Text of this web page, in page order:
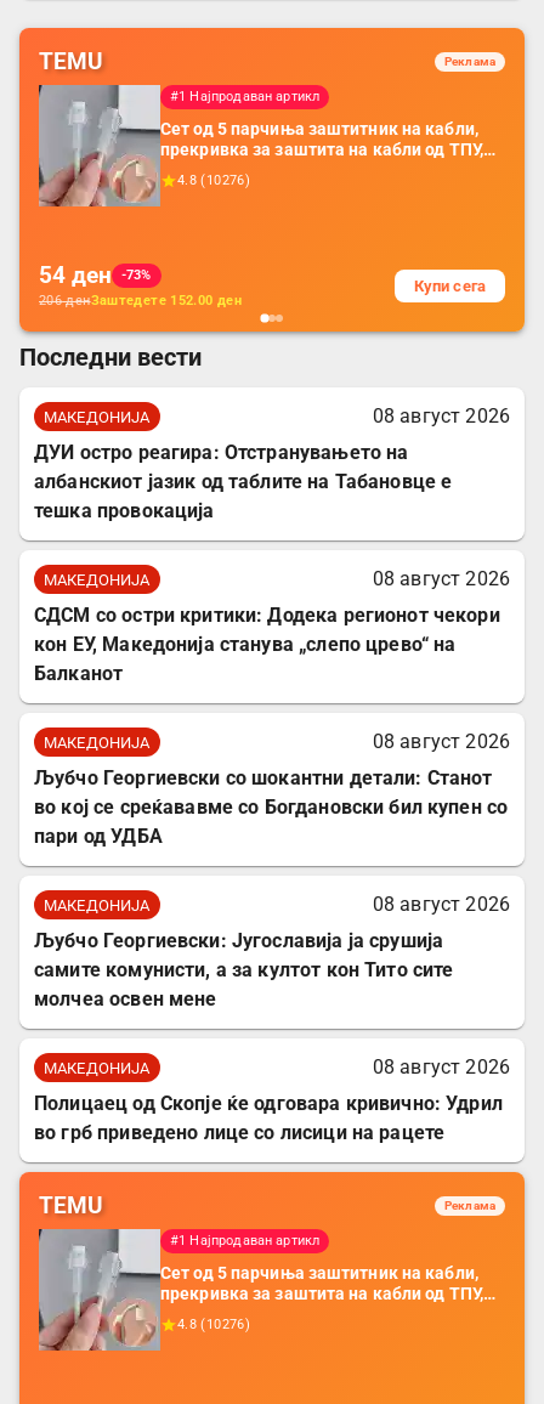
TEMU Реклама
#1 Најпродаван артикл
Сет од 5 парчиња заштитник на кабли,
прекривка за заштита на кабли од ТПУ,
додатоци за заштита на кабли, без
батерија, за мобилни телефони, комплет
4.8 ( 10276)
54 ден
-73%
206денЗаштедете 152.00 ден
Купи сега
Последни вести
МАКЕДОНИЈА
08 август 2026
ДУИ остро реагира: Отстранувањето на
албанскиот јазик од таблите на Табановце е
тешка провокација
МАКЕДОНИЈА
08 август 2026
СДСМ со остри критики: Додека регионот чекори
кон ЕУ, Македонија станува „слепо црево“ на
Балканот
МАКЕДОНИЈА
08 август 2026
Љубчо Георгиевски со шокантни детали: Станот
во кој се среќававме со Богдановски бил купен со
пари од УДБА
МАКЕДОНИЈА
08 август 2026
Љубчо Георгиевски: Југославија ја срушија
самите комунисти, а за култот кон Тито сите
молчеа освен мене
МАКЕДОНИЈА
08 август 2026
Полицаец од Скопје ќе одговара кривично: Удрил
во грб приведено лице со лисици на рацете
TEMU Реклама
#1 Најпродаван артикл
Сет од 5 парчиња заштитник на кабли,
прекривка за заштита на кабли од ТПУ,
додатоци за заштита на кабли, без
батерија, за мобилни телефони, комплет
4.8 ( 10276)